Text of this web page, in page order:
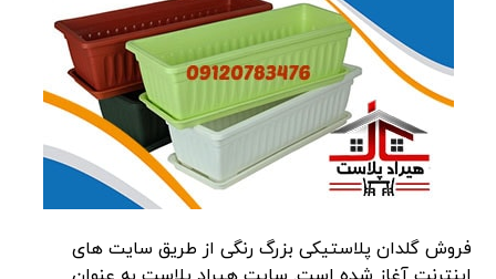
فروش گلدان پلاستیکی بزرگ رنگی از طریق سایت های